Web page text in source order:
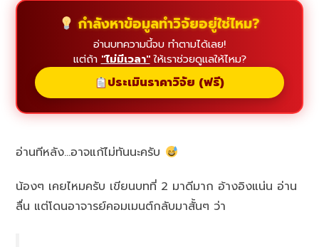
กำลังหาข้อมูลทำวิจัยอยู่ใช่ไหม?
อ่านบทความนี้จบ ทำตามได้เลย!
แต่ถ้า "ไม่มีเวลา"ให้เราช่วยดูแลให้ไหม?
ประเมินราคาวิจัย (ฟรี)
อ่านทีหลัง…อาจแก้ไม่ทันนะครับ
น้องๆ เคยไหมครับ เขียนบทที่ 2 มาดีมาก อ้างอิงแน่น อ่าน
ลื่น แต่โดนอาจารย์คอมเมนต์กลับมาสั้นๆ ว่า